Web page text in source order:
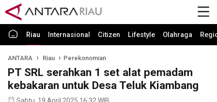
Riau Internasional Citizen Lifestyle Olahraga
ANTARA Riau Perekonomian
PT SRL serahkan 1 set alat pemadam
kebakaran untuk Desa Teluk Kiambang